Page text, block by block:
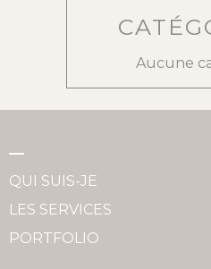
Aucune
QUI SUIS-JE
LES SERVICES
PORTFOLIO